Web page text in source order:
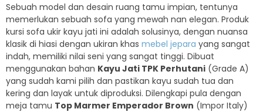
Sebuah model dan desain ruang tamu impian, tentunya
memerlukan sebuah sofa yang mewah nan elegan. Produk
kursi sofa ukir kayu jati ini adalah solusinya, dengan nuansa
klasik di hiasi dengan ukiran khas mebel jepara yang sangat
indah, memiliki nilai seni yang sangat tinggi. Dibuat
menggunakan bahan Kayu Jati TPK Perhutani (Grade A)
yang sudah kami pilih dan pastikan kayu sudah tua dan
kering dan layak untuk diproduksi. Dilengkapi pula dengan
meja tamu Top Marmer Emperador Brown (Impor Italy)